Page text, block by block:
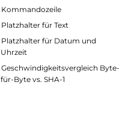
Kommandozeile
Platzhalter für Text
Platzhalter für Datum und
Uhrzeit
Geschwindigkeitsvergleich Byte-
für-Byte vs. SHA-1